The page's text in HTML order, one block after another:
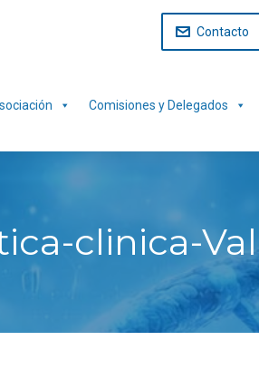
Contacto
Comisiones y Delegados
clinica-